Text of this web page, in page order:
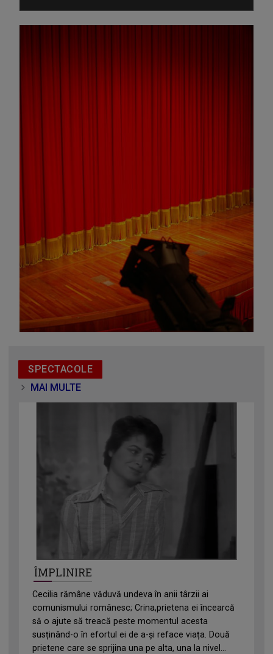
SPECTACOLE
MAI MULTE
ÎMPLINIRE
Cecilia rămâne văduvă undeva în anii târzii ai
comunismului românesc; Crina,prietena ei încearcă
să o ajute să treacă peste momentul acesta
susținând-o în efortul ei de a-și reface viața. Două
prietene care se sprijina una pe alta, una la nivel...